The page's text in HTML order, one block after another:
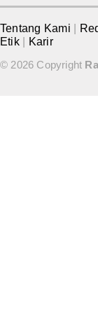
Tentang Kami
Etik
Karir
© 2026 Copyright